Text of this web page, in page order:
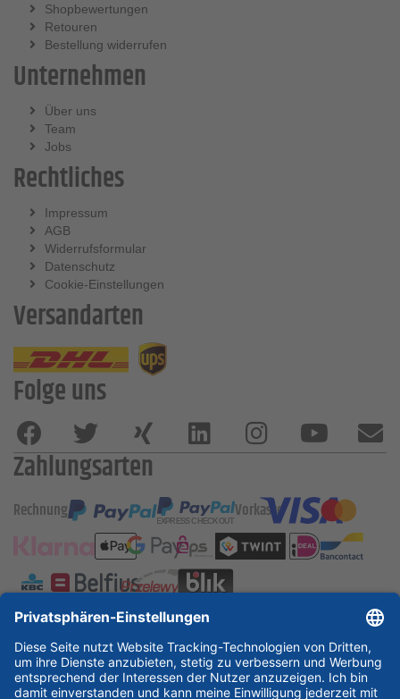
Shopbewertungen
Retouren
Bestellung widerrufen
Unternehmen
Über uns
Team
Jobs
Rechtliches
Impressum
AGB
Widerrufsformular
Datenschutz
Cookie-Einstellungen
Versandarten
Folge uns
Zahlungsarten
Rechnung Vorkasse
ESSKA International
new
new new